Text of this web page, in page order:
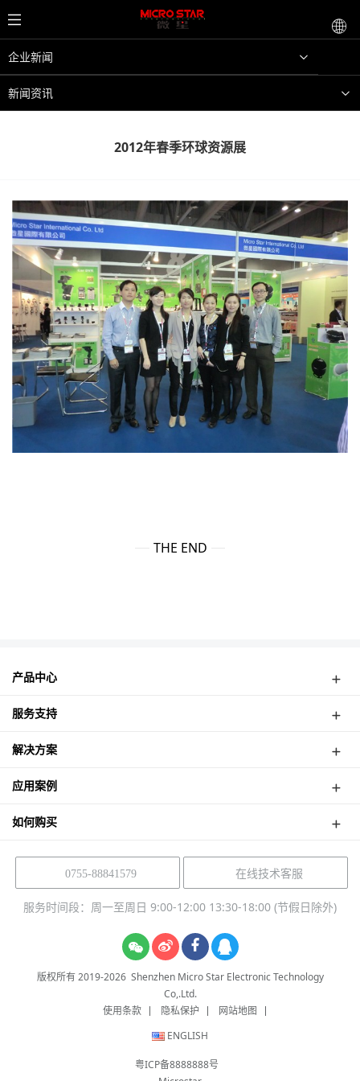
企业新闻
新闻资讯
2012年春季环球资源展
THE END
产品中心
可视门铃
行车记录仪
NVR Kit
服务支持
维修网点
产品帮助
解决方案
产品解决方案
应用案例
如何购买
0755-88841579 在线技术客服
服务时间段：周一至周日 9:00-12:00 13:30-18:00 (节假日除外)
版权所有 2019-2026Shenzhen Micro Star Electronic Technology
Co,.Ltd.
使用条款
隐私保护
网站地图
ENGLISH
粤ICP备8888888号